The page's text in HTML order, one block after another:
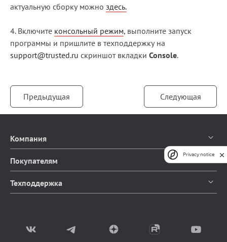
актуальную сборку можно здесь.
4. Включите консольный режим, выполните запуск
программы и пришлите в техподдержку на
support@trusted.ru скриншот вкладки Console.
Предыдущая Следующая
Компания
О компании
Блог
Покупателям
Каталог продуктов
Партнерство
Техподдержка
Privacy notice